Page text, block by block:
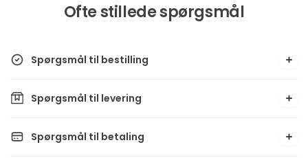
Ofte stillede spørgsmål
Spørgsmål til bestilling
Spørgsmål til levering
Spørgsmål til betaling